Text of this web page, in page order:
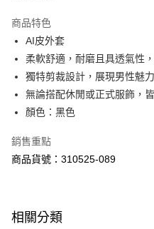
購買商品的店家。未經商家同意取
後付繳納相關費用。
※ 交易是否成功請以「AFTEE先享
是否繳費成功／繳費後需取消欲退
客戶支援中心」https://
１．透過由恩沛科技股份有限公司
權轉讓予恩沛科技股份有限公司。
２．關於個人資料處理事宜，請瀏覽
４．使用「AFTEE先享後付」時，
免運費
付款後萊爾富取貨
免運費
7-11取貨付款
免運費
付款後7-11取貨
免運費
免運費
商品特色
AI皮外套
柔軟舒適，耐磨且具透氣性
獨特剪裁設計，展現男性魅
無論搭配休閒或正式服飾，
顏色：黑色
銷售重點
商品貨號：310525-089
相關分類